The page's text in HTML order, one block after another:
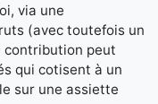
via une
(avec toutefois un
contribution peut
qui cotisent à un
sur une assiette